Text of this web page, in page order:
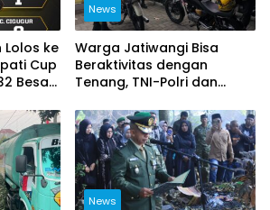
Lolos ke
Cup
Besar
News
Warga Jatiwangi Bisa
Beraktivitas dengan
Tenang, TNI-Polri dan
Patroli
News